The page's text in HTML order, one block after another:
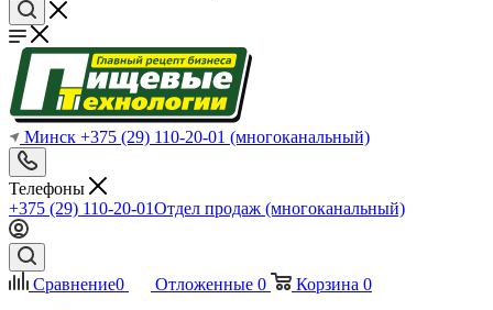
Минск +375 (29) 110-20-01 (многоканальный)
Телефоны
+375 (29) 110-20-01Отдел продаж (многоканальный)
Сравнение0 Отложенные 0 Корзина 0